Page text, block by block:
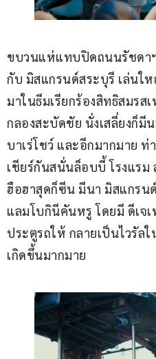
ขบวนแห่แทบปิดถนนรัชดา
กับ มิสแกรนด์สระบุรี เล่นใ
มาในธีมเรียกร้องสิทธิสมรส
กลองสะบัดชัย นั่งเสลี่ยงก็มี
บาเร่โชว์ และอีกมากมาย
เชียร์กันสนั่นล็อบบี้ โรงแรม
ฮือฮาสุดก็ซีน มีนา มิสแกรน
แลมโบกินีคันหรู โดยมี ดีเจ
ประตูรถให้ กลายเป็นไวรัล
เกิดขึ้นมากมาย